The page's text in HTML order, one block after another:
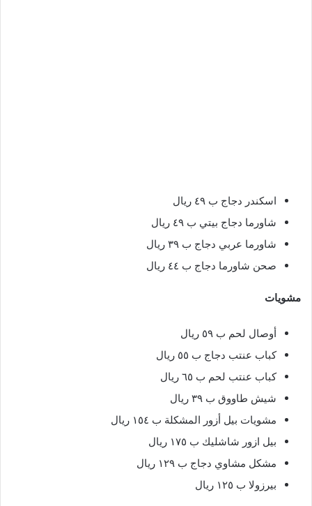
اسكندر دجاج ب ٤٩ ريال
شاورما دجاج بيتي ب ٤٩ ريال
شاورما عربي دجاج ب ٣٩ ريال
صحن شاورما دجاج ب ٤٤ ريال
مشويات
أوصال لحم ب ٥٩ ريال
كباب عنتب دجاج ب ٥٥ ريال
كباب عنتب لحم ب ٦٥ ريال
شيش طاووق ب ٣٩ ريال
مشويات بيل أزور المشكلة ب ١٥٤ ريال
بيل ازور شاشليك ب ١٧٥ ريال
مشكل مشاوي دجاج ب ١٢٩ ريال
بيرزولا ب ١٢٥ ريال